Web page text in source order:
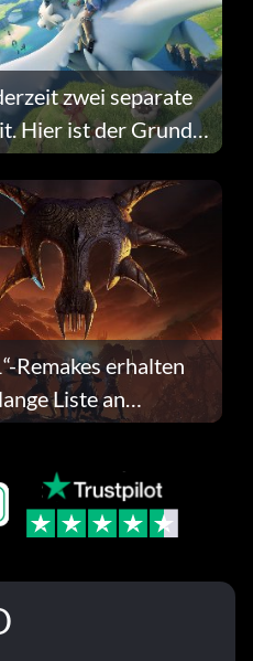
zwei separate
Hier ist der Grund
Remakes erhalten
Liste an